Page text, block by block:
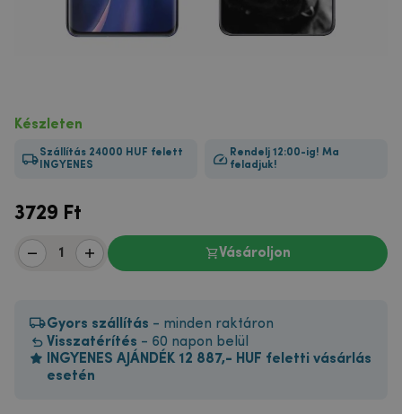
Készleten
Szállítás 24000 HUF felett
INGYENES
Rendelj 12:00-ig! Ma
feladjuk!
3729 Ft
Vásároljon
Gyors szállítás - minden raktáron
Visszatérítés - 60 napon belül
INGYENES AJÁNDÉK 12 887,- HUF feletti vásárlás
esetén